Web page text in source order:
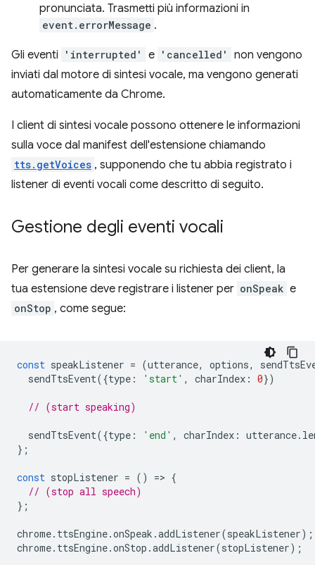
pronunciata. Trasmetti più informazioni in
event.errorMessage .
Gli eventi 'interrupted' e 'cancelled'
non vengono
inviati dal motore di sintesi vocale, ma vengono generati
automaticamente da Chrome.
I client di sintesi vocale possono ottenere le informazioni
sulla voce dal manifest dell'estensione chiamando
tts.getVoices , supponendo che tu abbia registrato i
listener di eventi vocali come descritto di seguito.
Gestione degli eventi vocali
Per generare la sintesi vocale su richiesta dei client, la
tua estensione deve registrare i listener per onSpeak e
onStop , come segue:
const speakListener = (utterance, options,
sendTtsEvent({type : 'start' , charIndex : 0})
// (start speaking)
sendTtsEvent({type : 'end' , charIndex : utterance.
};
const stopListener = () => {
// (stop all speech)
};
chrome. ttsEngine.onSpeak .addListener(speakListener);
chrome. ttsEngine.onStop .addListener(stopListener);